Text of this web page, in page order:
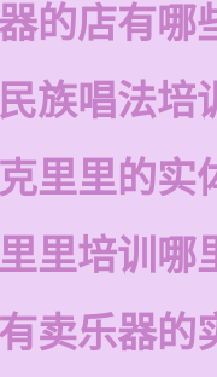
的店有哪
族唱法培
里里的实
里培训哪
卖乐器的